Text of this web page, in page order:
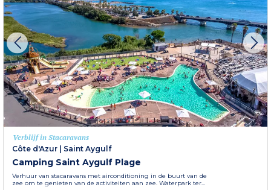
Verblijf in Stacaravans
Côte d'Azur
Saint Aygulf
Camping Saint Aygulf Plage
Verhuur van stacaravans met airconditioning in de buurt van de
zee om te genieten van de activiteiten aan zee. Waterpark ter...